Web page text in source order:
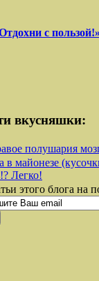
с пользой!»
вкусняшки:
полушария
в майонезе
Легко!
этого блога на